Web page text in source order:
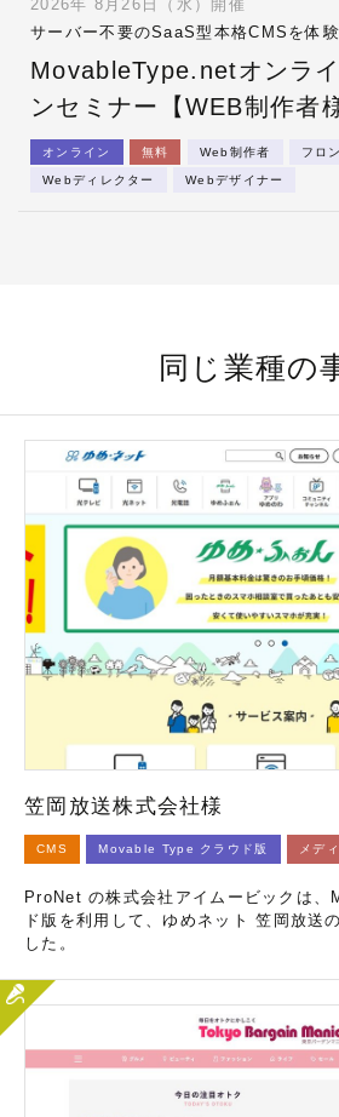
2026年 8月26日（水）開催
サーバー不要のSaaS型本格CMSを体験
MovableType.netオンラ
ンセミナー【WEB制作者
オンライン 無料 Web制作者 フロ
Webディレクター Webデザイナー
同じ業種の
笠岡放送株式会社様
CMS Movable Type クラウド版 メデ
ProNet の株式会社アイムービックは
ド版を利用して、ゆめネット 笠岡放送
した。